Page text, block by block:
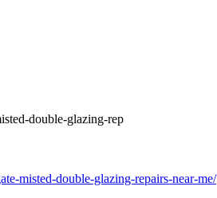
double-glazing-rep
misted-double-glazing-repairs-near-me/